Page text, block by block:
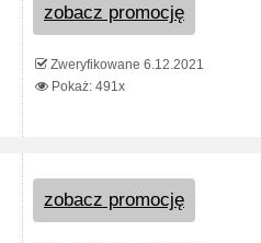
zobacz promocję
Zweryfikowane 6.12.2021
Pokaż: 491x
zobacz promocję